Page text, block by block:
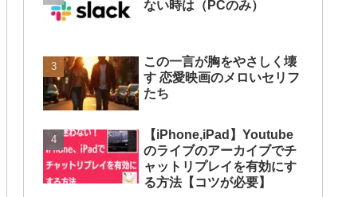
ない時は（PCのみ）
この一言が胸をやさしく壊
す 恋愛映画のメロいセリフ
たち
【iPhone,iPad】Youtube
のライブのアーカイブでチ
ャットリプレイを有効にす
る方法【コツが必要】